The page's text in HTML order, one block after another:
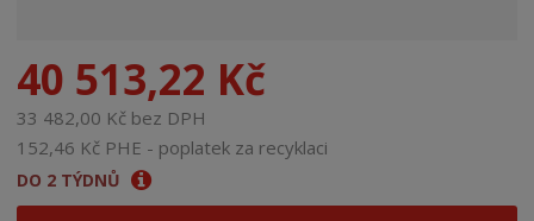
40 513,22 Kč
33 482,00 Kč bez DPH
152,46 Kč PHE - poplatek za recyklaci
DO 2 TÝDNŮ